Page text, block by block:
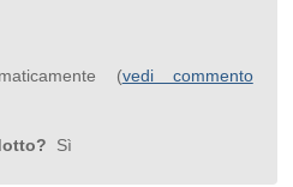
(vedi commento
Sì